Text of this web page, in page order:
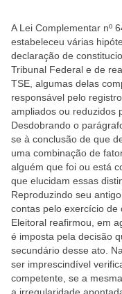
A Lei Complementar nº
estabeleceu várias
declaração de
Tribunal Federal e de
TSE, algumas delas
responsável pelo
ampliados ou reduzidos
Desdobrando o
se à conclusão de que
uma combinação de
alguém que foi ou está
que elucidam essas
Reproduzindo seu
contas pelo exercício de
Eleitoral reafirmou, em
é imposta pela decisão
secundário desse ato.
ser imprescindível
competente, se a